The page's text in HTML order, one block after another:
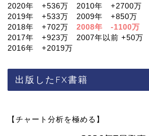
2020年 +536万 2010年 +2700万
2019年 +533万 2009年 +850万
2018年 +702万 2008年 -1100万
2017年 +923万 2007年以前 +50万
2016年 +2019万
出版したFX書籍
【チャート分析を極める】